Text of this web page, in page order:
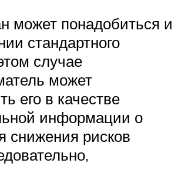
может понадобиться и
стандартного
случае
может
его в качестве
информации о
снижения рисков